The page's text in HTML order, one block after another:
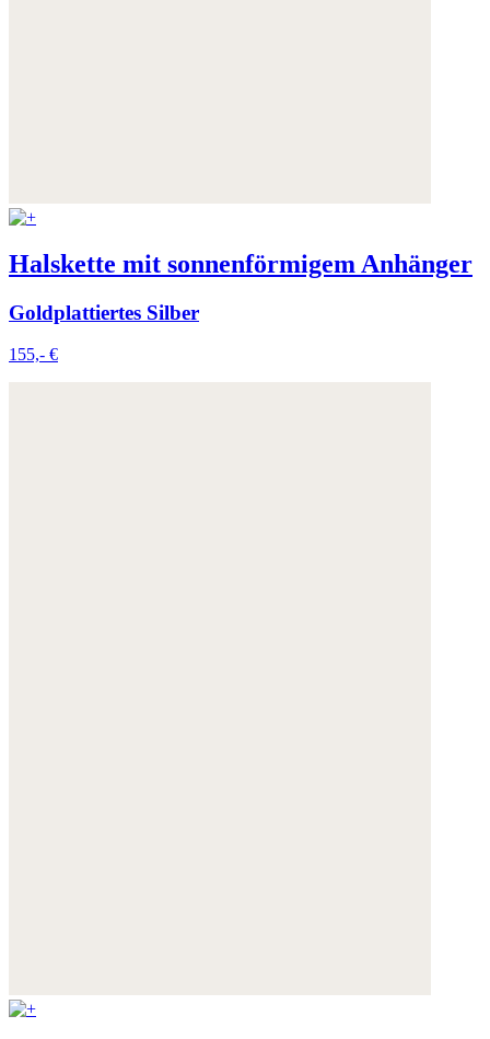
Halskette mit sonnenförmigem Anhänger
Goldplattiertes Silber
155,- €